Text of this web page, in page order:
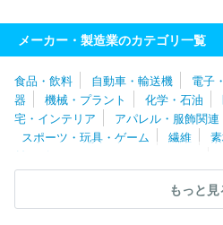
所
株式会社青山製作所 株式会社
製薬株式会社
テック・ワーク株式会社
金属工業株式会社
株式会社ＰＩＬ
房株式会社
大洋製器工業株式会社
社ロブテックス
小松ウオール工業
知製鋼株式会社
メークス株式会社
日本冶金
メーカー・製造業のカテゴリ一覧
食品・飲料 自動車・輸送機 電子
器
機械・プラント 化学・石油
宅・インテリア
アパレル・服飾関連
スポーツ・玩具・ゲーム
繊維
材（ゴム・ガラス・セラミックス）
（その他）
農林・水産 たばこ・
もっと見